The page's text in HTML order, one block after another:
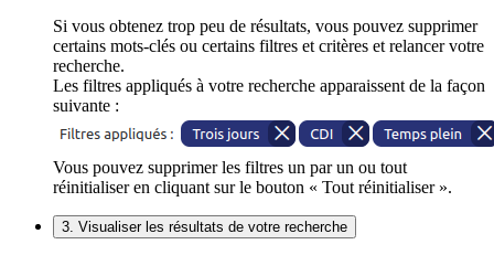
Si vous obtenez trop peu de résultats, vous pouvez supprimer
certains mots-clés ou certains filtres et critères et relancer votre
recherche.
Les filtres appliqués à votre recherche apparaissent de la façon
suivante :
Vous pouvez supprimer les filtres un par un ou tout
réinitialiser en cliquant sur le bouton « Tout réinitialiser ».
3. Visualiser les résultats de votre recherche